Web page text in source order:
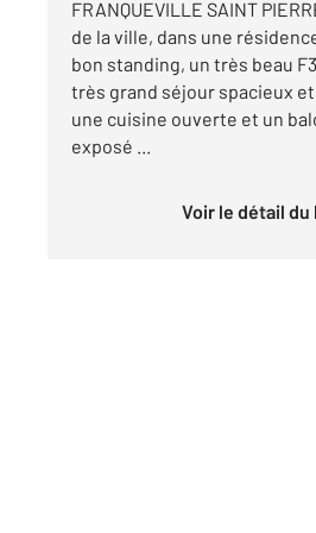
FRANQUEVILLE SAINT
de la ville, dans une
bon standing, un très beau
très grand séjour spacieux
une cuisine ouverte et un
exposé ...
Voir le détail